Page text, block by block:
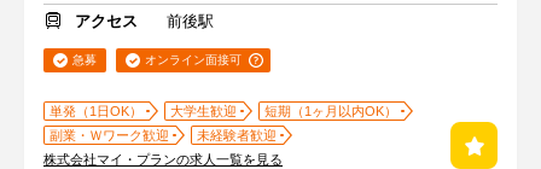
アクセス
前後駅
急募 オンライン面接可
単発（1日OK） 大学生歓迎
短期（1ヶ月以内OK）
副業・Ｗワーク歓迎
未経験者歓迎
株式会社マイ・プランの求人一覧を見る